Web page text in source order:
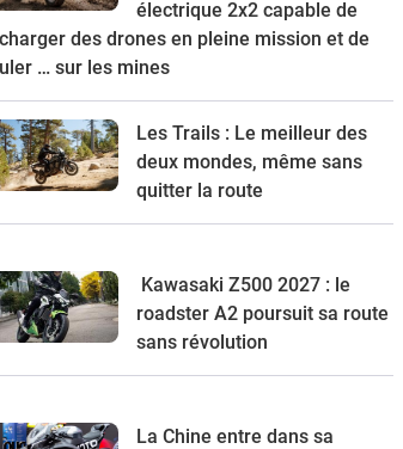
électrique 2x2 capable de
des drones en pleine mission et de
… sur les mines
Les Trails : Le meilleur des
deux mondes, même sans
quitter la route
Kawasaki Z500 2027 : le
roadster A2 poursuit sa route
sans révolution
La Chine entre dans sa